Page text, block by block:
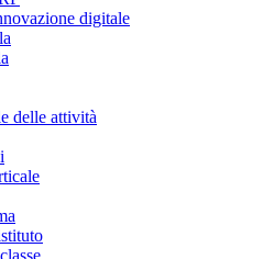
digitale
delle attività